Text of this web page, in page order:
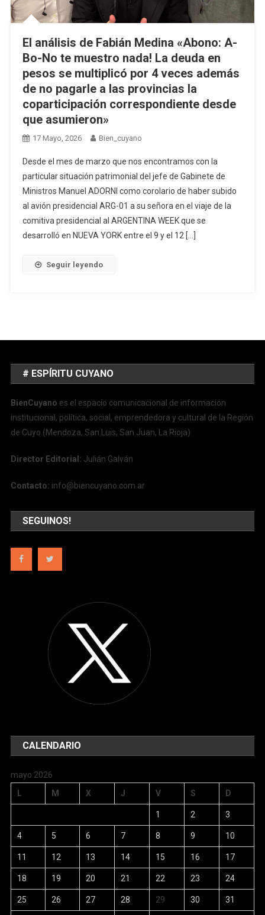
El análisis de Fabián Medina «Abono: A-
Bo-No te muestro nada! La deuda en
pesos se multiplicó por 4 veces además
de no pagarle a las provincias la
coparticipación correspondiente desde
que asumieron»
17 Mayo, 2026 Bien_cuyano
Desde el mes de marzo que nos encontramos con la
particular situación patrimonial del jefe de Gabinete de
Ministros Manuel ADORNI como corolario de haber subido
al avión presidencial ARG-01 a su señora en el viaje de la
comitiva presidencial al ARGENTINA WEEK que se
desarrolló en NUEVA YORK entre el 9 y el 12 […]
Seguir leyendo
# ESPÍRITU CUYANO
BienCuyano es el espacio comunicacional de información
institucional, política, social, emprendedora y cultural de la Región
de Cuyo (Mendoza, San Luis, San Juan, La Rioja)
Director Editorial: Julián Galván
Contacto: info@biencuyano.com.ar
SEGUINOS!
CALENDARIO
mayo 2026
L
M X J V S D
1 2 3
4 5 6 7 8 9 10
11 12 13 14 15 16 17
18 19 20 21 22 23 24
25 26 27 28 29 30 31